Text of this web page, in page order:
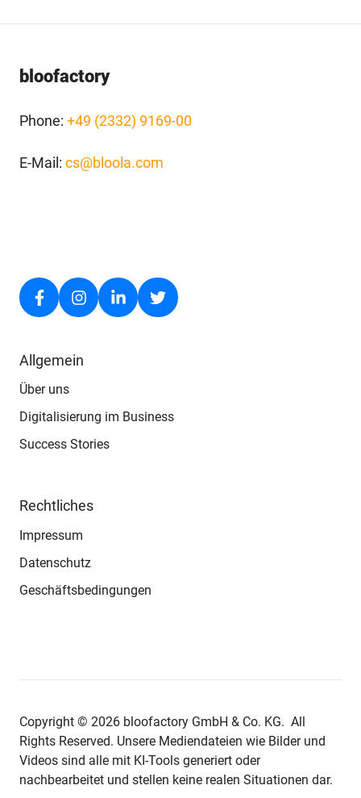
bloofactory
Phone: +49 (2332) 9169-00
E-Mail: cs@bloola.com
Allgemein
Über uns
Digitalisierung im Business
Success Stories
Rechtliches
Impressum
Datenschutz
Geschäftsbedingungen
Copyright © 2026 bloofactory GmbH & Co. KG. All
Rights Reserved. Unsere Mediendateien wie Bilder und
Videos sind alle mit KI-Tools generiert oder
nachbearbeitet und stellen keine realen Situationen dar.